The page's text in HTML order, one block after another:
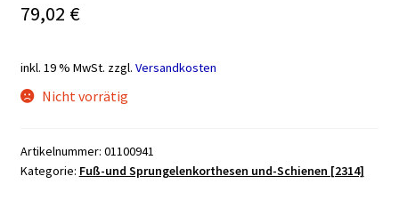
79,02 €
inkl. 19 % MwSt. zzgl. Versandkosten
Nicht vorrätig
Artikelnummer: 01100941
Kategorie: Fuß-und Sprungelenkorthesen und-Schienen [2314]